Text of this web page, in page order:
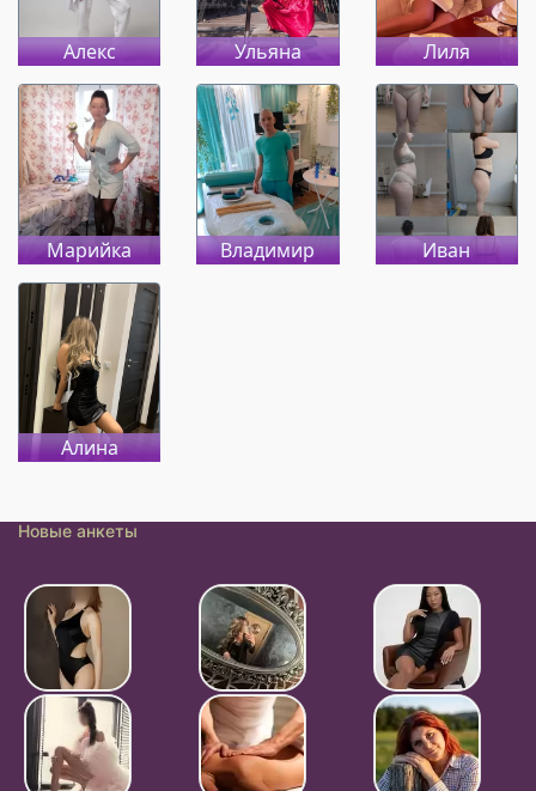
Алекс Ульяна Лиля
Марийка Владимир Иван
Алина
Новые анкеты